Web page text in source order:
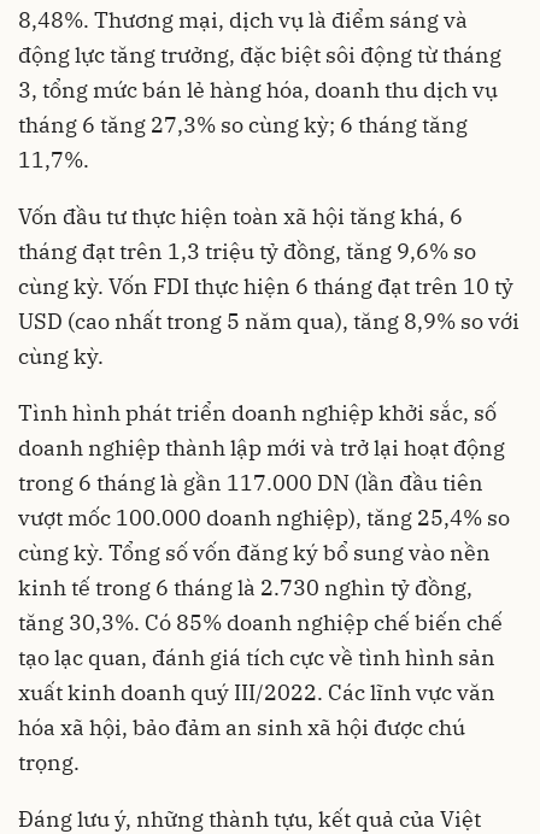
8,48%. Thương mại, dịch vụ là điểm sáng và
động lực tăng trưởng, đặc biệt sôi động từ tháng
3, tổng mức bán lẻ hàng hóa, doanh thu dịch vụ
tháng 6 tăng 27,3% so cùng kỳ; 6 tháng tăng
11,7%.
Vốn đầu tư thực hiện toàn xã hội tăng khá, 6
tháng đạt trên 1,3 triệu tỷ đồng, tăng 9,6% so
cùng kỳ. Vốn FDI thực hiện 6 tháng đạt trên 10 tỷ
USD (cao nhất trong 5 năm qua), tăng 8,9% so với
cùng kỳ.
Tình hình phát triển doanh nghiệp khởi sắc, số
doanh nghiệp thành lập mới và trở lại hoạt động
trong 6 tháng là gần 117.000 DN (lần đầu tiên
vượt mốc 100.000 doanh nghiệp), tăng 25,4% so
cùng kỳ. Tổng số vốn đăng ký bổ sung vào nền
kinh tế trong 6 tháng là 2.730 nghìn tỷ đồng,
tăng 30,3%. Có 85% doanh nghiệp chế biến chế
tạo lạc quan, đánh giá tích cực về tình hình sản
xuất kinh doanh quý III/2022. Các lĩnh vực văn
hóa xã hội, bảo đảm an sinh xã hội được chú
trọng.
Đáng lưu ý, những thành tựu, kết quả của Việt